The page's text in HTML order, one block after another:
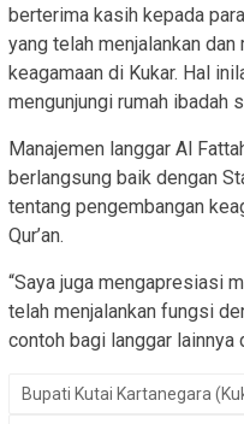
berterima kasih kepada
yang telah menjalankan
keagamaan di Kukar. Hal
mengunjungi rumah ibadah
Manajemen langgar Al
berlangsung baik dengan
tentang pengembangan
Qur’an.
“Saya juga mengapresiasi
telah menjalankan fungsi
contoh bagi langgar lainnya
Bupati Kutai Kartanegara